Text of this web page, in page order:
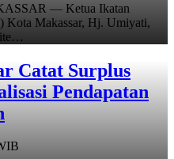
— Ketua Ikatan
Kota Makassar, Hj. Umiyati,
Catat Surplus
Pendapatan